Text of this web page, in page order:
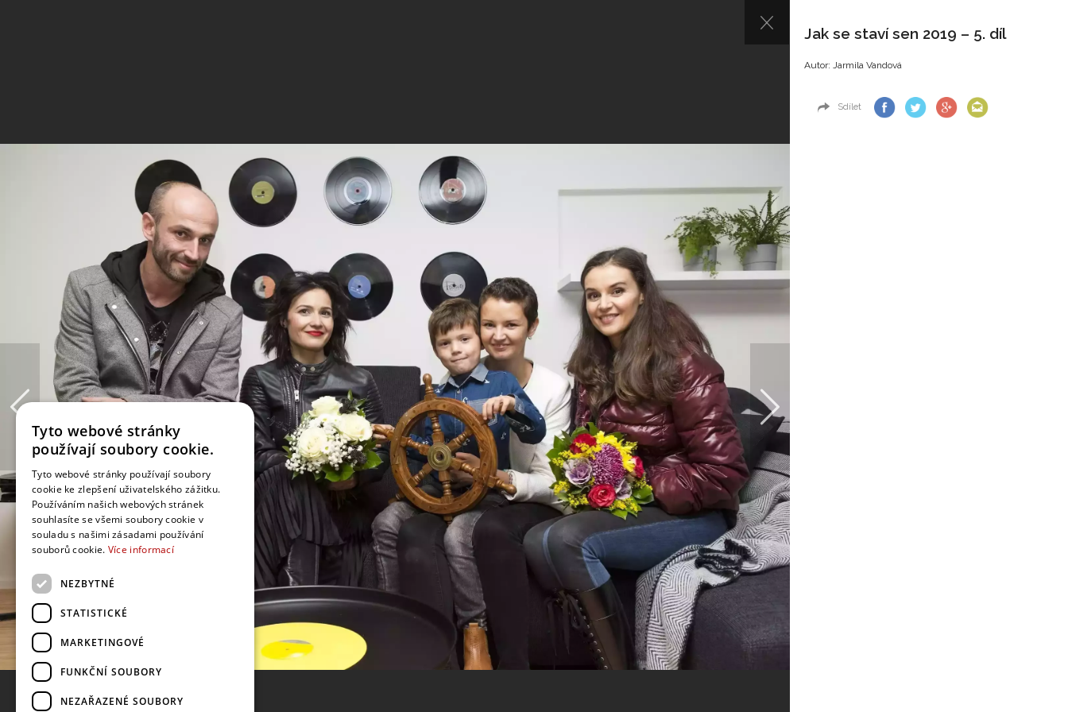
Jak se staví sen 2019 – 5. díl
Autor: Jarmila Vandová
Sdílet
Tyto webové stránky
používají soubory cookie.
Tyto webové stránky používají soubory
cookie ke zlepšení uživatelského zážitku.
Používáním našich webových stránek
souhlasíte se všemi soubory cookie v
souladu s našimi zásadami používání
souborů cookie. Více informací
NEZBYTNÉ
STATISTICKÉ
MARKETINGOVÉ
FUNKČNÍ SOUBORY
NEZAŘAZENÉ SOUBORY